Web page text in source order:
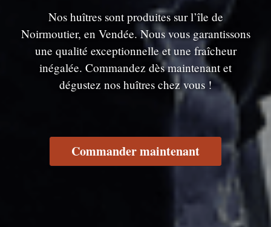
Nos huîtres sont produites sur l’île de
Noirmoutier, en Vendée. Nous vous garantissons
une qualité exceptionnelle et une fraîcheur
inégalée. Commandez dès maintenant et
dégustez nos huîtres chez vous !
Commander maintenant